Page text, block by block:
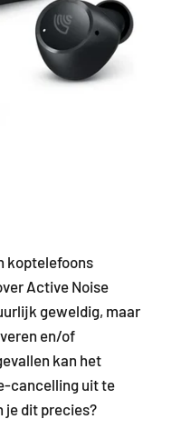
koptelefoons
Active Noise
geweldig, maar
en/of
kan het
cancelling uit te
je dit precies?